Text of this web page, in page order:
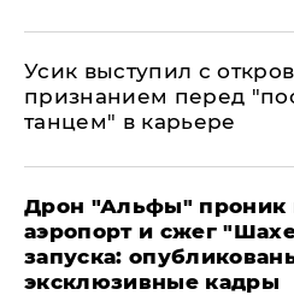
Усик выступил с
признанием перед
танцем" в карьере
Дрон "Альфы" проник
аэропорт и сжег
запуска:
эксклюзивные кадры